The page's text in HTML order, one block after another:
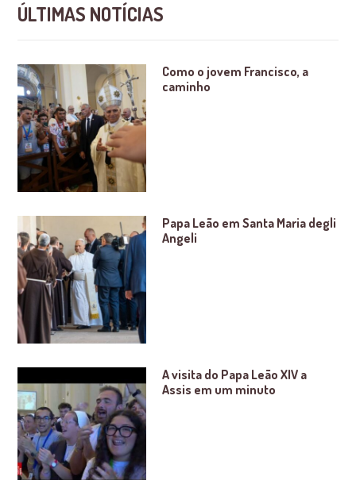
ÚLTIMAS NOTÍCIAS
Como o jovem Francisco, a
caminho
Papa Leão em Santa Maria degli
Angeli
A visita do Papa Leão XIV a
Assis em um minuto